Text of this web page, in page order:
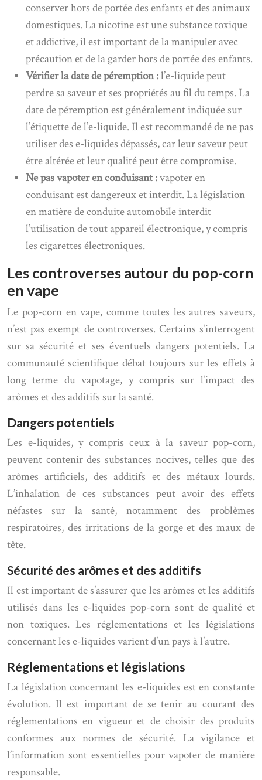
conserver hors de portée des enfants et des animaux
domestiques. La nicotine est une substance toxique
et addictive, il est important de la manipuler avec
précaution et de la garder hors de portée des enfants.
Vérifier la date de péremption :l’e-liquide peut
perdre sa saveur et ses propriétés au fil du temps. La
date de péremption est généralement indiquée sur
l’étiquette de l’e-liquide. Il est recommandé de ne pas
utiliser des e-liquides dépassés, car leur saveur peut
être altérée et leur qualité peut être compromise.
Ne pas vapoter en conduisant :vapoter en
conduisant est dangereux et interdit. La législation
en matière de conduite automobile interdit
l’utilisation de tout appareil électronique, y compris
les cigarettes électroniques.
Les controverses autour du pop-corn
en vape
Le pop-corn en vape, comme toutes les autres saveurs,
n’est pas exempt de controverses. Certains s’interrogent
sur sa sécurité et ses éventuels dangers potentiels. La
communauté scientifique débat toujours sur les effets à
long terme du vapotage, y compris sur l’impact des
arômes et des additifs sur la santé.
Dangers potentiels
Les e-liquides, y compris ceux à la saveur pop-corn,
peuvent contenir des substances nocives, telles que des
arômes artificiels, des additifs et des métaux lourds.
L’inhalation de ces substances peut avoir des effets
néfastes sur la santé, notamment des problèmes
respiratoires, des irritations de la gorge et des maux de
tête.
Sécurité des arômes et des additifs
Il est important de s’assurer que les arômes et les additifs
utilisés dans les e-liquides pop-corn sont de qualité et
non toxiques. Les réglementations et les législations
concernant les e-liquides varient d’un pays à l’autre.
Réglementations et législations
La législation concernant les e-liquides est en constante
évolution. Il est important de se tenir au courant des
réglementations en vigueur et de choisir des produits
conformes aux normes de sécurité. La vigilance et
l’information sont essentielles pour vapoter de manière
responsable.